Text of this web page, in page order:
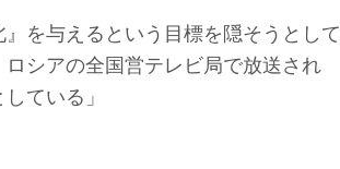
を与えるという目標を隠そうとして
シアの全国営テレビ局で放送され
ている」